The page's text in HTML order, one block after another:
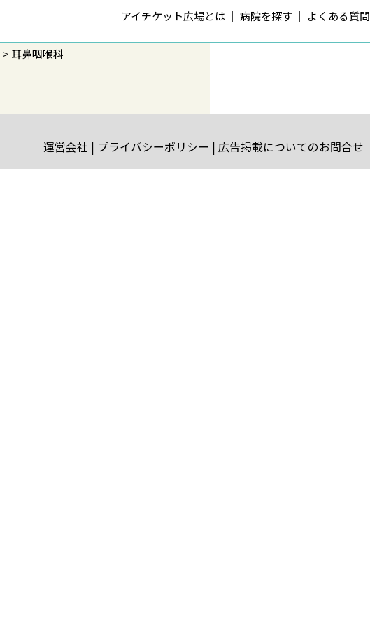
アイチケット広場とは 病院を探す よくある質問
耳鼻咽喉科
運営会社 プライバシーポリシー 広告掲載についてのお問合せ